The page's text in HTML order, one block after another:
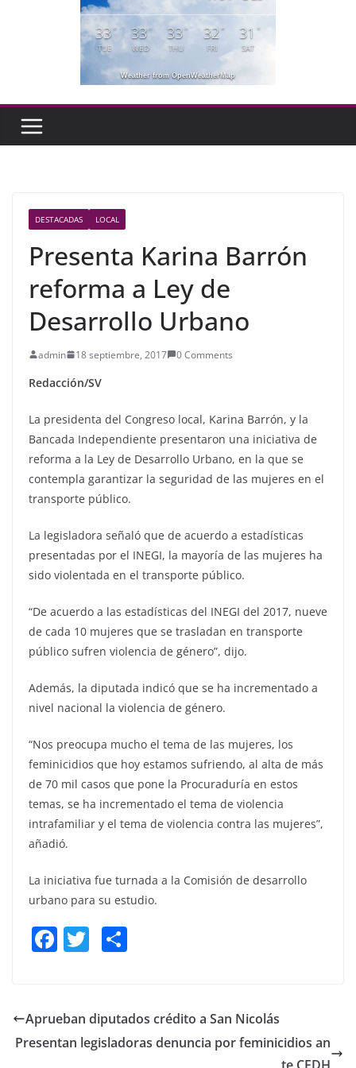
33°
TUE
33°
WED
33°
THU
32°
FRI
31 °
SAT
Weather from OpenWeatherMap
DESTACADAS LOCAL
Presenta Karina Barrón
reforma a Ley de
Desarrollo Urbano
admin 18 septiembre, 2017 0 Comments
Redacción/SV
La presidenta del Congreso local, Karina Barrón, y la
Bancada Independiente presentaron una iniciativa de
reforma a la Ley de Desarrollo Urbano, en la que se
contempla garantizar la seguridad de las mujeres en el
transporte público.
La legisladora señaló que de acuerdo a estadísticas
presentadas por el INEGI, la mayoría de las mujeres ha
sido violentada en el transporte público.
“De acuerdo a las estadísticas del INEGI del 2017, nueve
de cada 10 mujeres que se trasladan en transporte
público sufren violencia de género”, dijo.
Además, la diputada indicó que se ha incrementado a
nivel nacional la violencia de género.
“Nos preocupa mucho el tema de las mujeres, los
feminicidios que hoy estamos sufriendo, al alta de más
de 70 mil casos que pone la Procuraduría en estos
temas, se ha incrementado el tema de violencia
intrafamiliar y el tema de violencia contra las mujeres”,
añadió.
La iniciativa fue turnada a la Comisión de desarrollo
urbano para su estudio.
F
e
b
T
er e
Aprueban diputados crédito a San Nicolás
Presentan legisladoras denuncia por feminicidios an